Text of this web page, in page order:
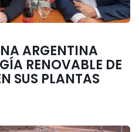
ARGENTINA
RENOVABLE DE
SUS PLANTAS